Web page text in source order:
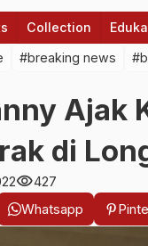
Collection
#breaking news
Ajak
di
visibility427
Whatsapp